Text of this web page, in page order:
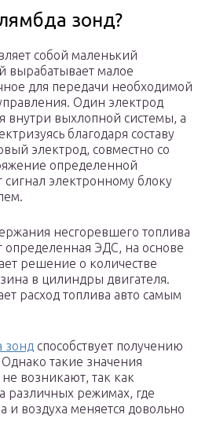
зонд?
собой маленький
вырабатывает малое
для передачи необходимой
Один электрод
внутри выхлопной системы, а
благодаря составу
электрод, совместно со
определенной
электронному блоку
несгоревшего топлива
определенная ЭДС, на основе
решение о количестве
в цилиндры двигателя.
расход топлива авто самым
зонд способствует получению
такие значения
возникают, так как
различных режимах, где
и воздуха меняется довольно